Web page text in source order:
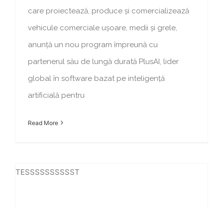
care proiectează, produce și comercializează
vehicule comerciale ușoare, medii și grele,
anunță un nou program împreună cu
partenerul său de lungă durată PlusAI, lider
global în software bazat pe inteligență
artificială pentru
Read More
TESSSSSSSSSST